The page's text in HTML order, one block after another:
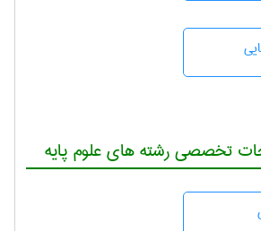
تخصصی رشته های علوم پایه